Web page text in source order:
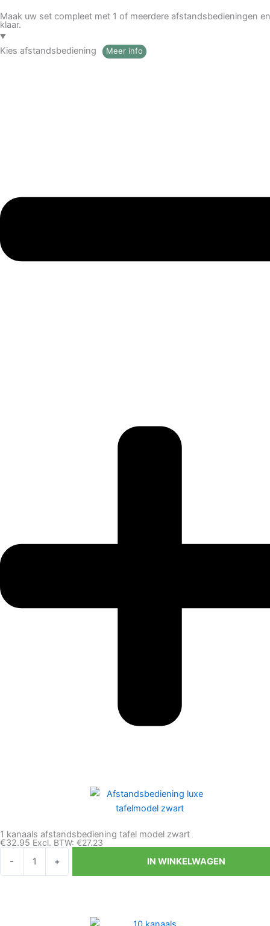
Maak uw set compleet met 1 of meerdere afstandsbedieningen
klaar.
Kies afstandsbediening Meer info
1 kanaals afstandsbediening tafel model zwart
€32.95 Excl. BTW: €27.23
- + IN WINKELWAGEN